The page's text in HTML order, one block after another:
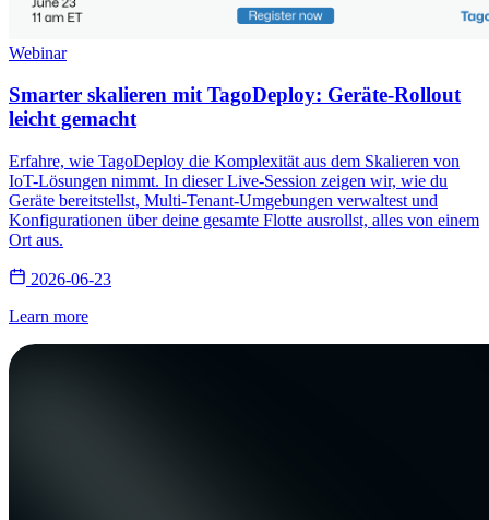
Webinar
Smarter skalieren mit TagoDeploy: Geräte-Rollout
leicht gemacht
Erfahre, wie TagoDeploy die Komplexität aus dem Skalieren von
IoT-Lösungen nimmt. In dieser Live-Session zeigen wir, wie du
Geräte bereitstellst, Multi-Tenant-Umgebungen verwaltest und
Konfigurationen über deine gesamte Flotte ausrollst, alles von einem
Ort aus.
2026-06-23
Learn more